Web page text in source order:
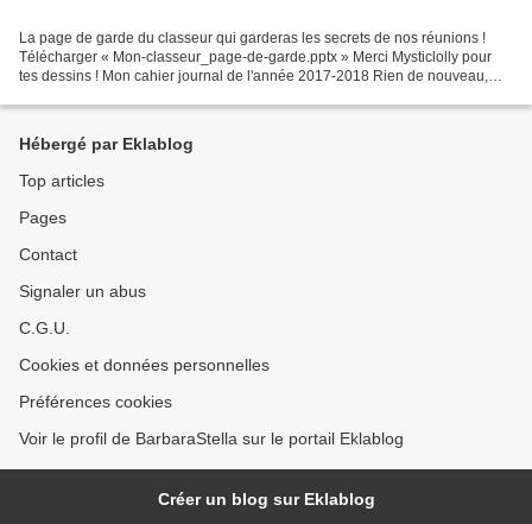
La page de garde du classeur qui garderas les secrets de nos réunions !
Télécharger « Mon-classeur_page-de-garde.pptx » Merci Mysticlolly pour
tes dessins ! Mon cahier journal de l'année 2017-2018 Rien de nouveau,
Hébergé par Eklablog
Top articles
Pages
Contact
Signaler un abus
C.G.U.
Cookies et données personnelles
Préférences cookies
Voir le profil de BarbaraStella sur le portail Eklablog
Créer un blog sur Eklablog